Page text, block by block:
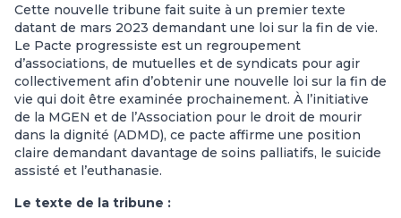
Cette nouvelle tribune fait suite à un premier texte
datant de mars 2023 demandant une loi sur la fin de vie.
Le Pacte progressiste est un regroupement
d’associations, de mutuelles et de syndicats pour agir
collectivement afin d’obtenir une nouvelle loi sur la fin de
vie qui doit être examinée prochainement. À l’initiative
de la MGEN et de l’Association pour le droit de mourir
dans la dignité (ADMD), ce pacte affirme une position
claire demandant davantage de soins palliatifs, le suicide
assisté et l’euthanasie.
Le texte de la tribune :